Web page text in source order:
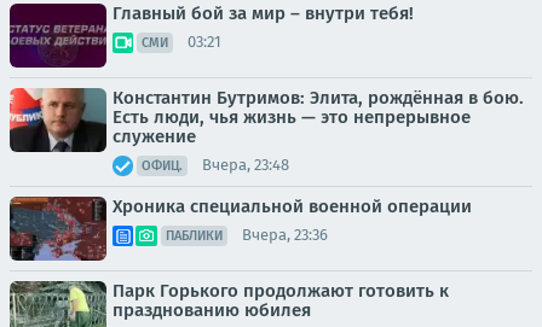
Главный бой за мир – внутри тебя!
СМИ 03:21
Константин Бутримов: Элита, рождённая в бою.
Есть люди, чья жизнь — это непрерывное
служение
ОФИЦ. Вчера, 23:48
Хроника специальной военной операции
ПАБЛИКИ Вчера, 23:36
Парк Горького продолжают готовить к
празднованию юбилея